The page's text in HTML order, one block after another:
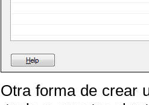
Otra forma de crear